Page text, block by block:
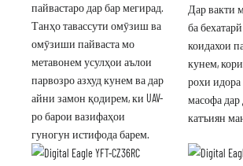
пайвастаро дар бар мегирад.
Танҳо тавассути омӯзиш ва
омӯзиши пайваста мо
метавонем усулҳои аълои
парвозро азхуд кунем ва дар
айни замон қодирем, ки UAV-
ро барои вазифаҳои
гуногун истифода барем.
Дар вакти
ба
коидахои
кунем,
рохи идора
масофа дар
катъиян